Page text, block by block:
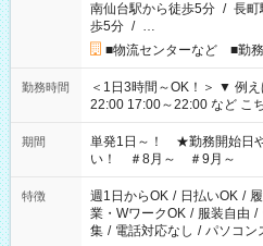
南仙台駅から徒歩5分 / 長町
歩5分 / …
■物流センターなど ■勤
勤務時間
＜1日3時間～OK！＞ ▼ 例えば… ▼ 15:00～18:00 15:00～
22:00 17:00～22:00 など こちら以外の時間もお気軽にご相談く
ださい！
期間
単発1日～！ ★勤務開始日
い！ ＃8月～ ＃9月～
特徴 週1日からOK / 日払いOK /
業・WワークOK / 服装自由 /
集 / 電話対応なし / パソコン